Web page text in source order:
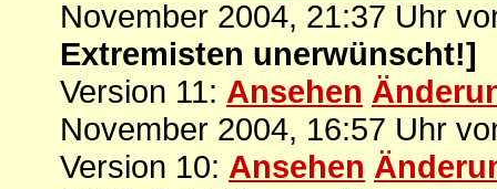
November 2004, 21:37 Uhr
Extremisten unerwünscht!]
Version 11: Ansehen
November 2004, 16:57 Uhr
Version 10: Ansehen